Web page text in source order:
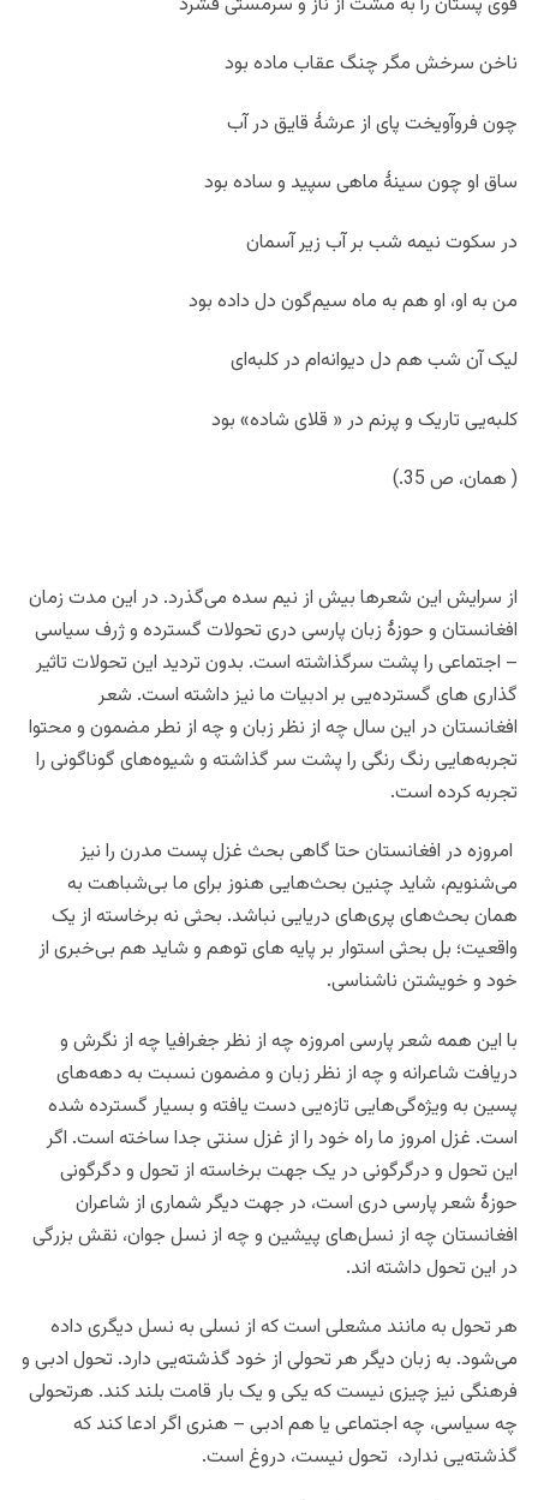
ناخن سرخش مگر چنگ عقاب ماده بود
چون فروآویخت پای از عرشۀ قایق در آب
ساق او چون سینۀ ماهی سپید و ساده بود
در سکوت نیمه شب بر آب زیر آسمان
من به او، او هم به ماه سیم‌گون دل داده بود
لیک آن شب هم دل دیوانه‌ام در کلبه‌ای
کلبه‌یی تاریک و پرنم در « قلای شاده» بود
( همان، ص 35.)
از سرایش این شعرها بیش از نیم سده می‌گذرد. در این مدت زمان
افغانستان و حوزۀ زبان پارسی دری تحولات گسترده و ژرف سیاسی
– اجتماعی را پشت سرگذاشته است. بدون تردید این تحولات تاثیر
گذاری های گسترده‌یی بر ادبیات ما نیز داشته است. شعر
افغانستان در این سال چه از نظر زبان و چه از نطر مضمون و محتوا
تجربه‌هایی رنگ رنگی را پشت سر گذاشته و شیوه‌های گوناگونی را
تجربه کرده است.
امروزه در افغانستان حتا گاهی بحث غزل پست مدرن را نیز
می‌شنویم، شاید چنین بحث‌هایی هنوز برای ما بی‌شباهت به
همان بحث‌های پری‌های دریایی نباشد. بحثی نه برخاسته از یک
واقعیت؛ بل بحثی استوار بر پایه های توهم و شاید هم بی‌خبری از
خود و خویشتن ناشناسی.
با این همه شعر پارسی امروزه چه از نظر جغرافیا چه از نگرش و
دریافت شاعرانه و چه از نظر زبان و مضمون نسبت به دهه‌های
پسین به ویژه‌گی‌هایی تازه‌یی دست یافته و بسیار گسترده شده
است. غزل امروز ما راه خود را از غزل سنتی جدا ساخته است. اگر
این تحول و درگرگونی در یک جهت برخاسته از تحول و دگرگونی
حوزۀ شعر پارسی دری است، در جهت دیگر شماری از شاعران
افغانستان چه از نسل‌های پیشین و چه از نسل جوان، نقش بزرگی
در این تحول داشته اند.
هر تحول به مانند مشعلی است که از نسلی به نسل دیگری داده
می‌شود. به زبان دیگر هر تحولی از خود گذشته‌یی دارد. تحول ادبی و
فرهنگی نیز چیزی نیست که یکی و یک بار قامت بلند کند. هرتحولی
چه سیاسی، چه اجتماعی یا هم ادبی – هنری اگر ادعا کند که
گذشته‌یی ندارد، تحول نیست، دروغ است.